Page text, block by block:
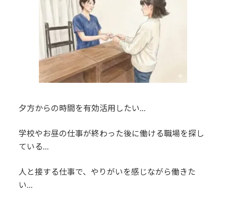
夕方からの時間を有効活用したい…
学校やお昼の仕事が終わった後に働ける職場を探し
ている…
人と接する仕事で、やりがいを感じながら働きた
い…